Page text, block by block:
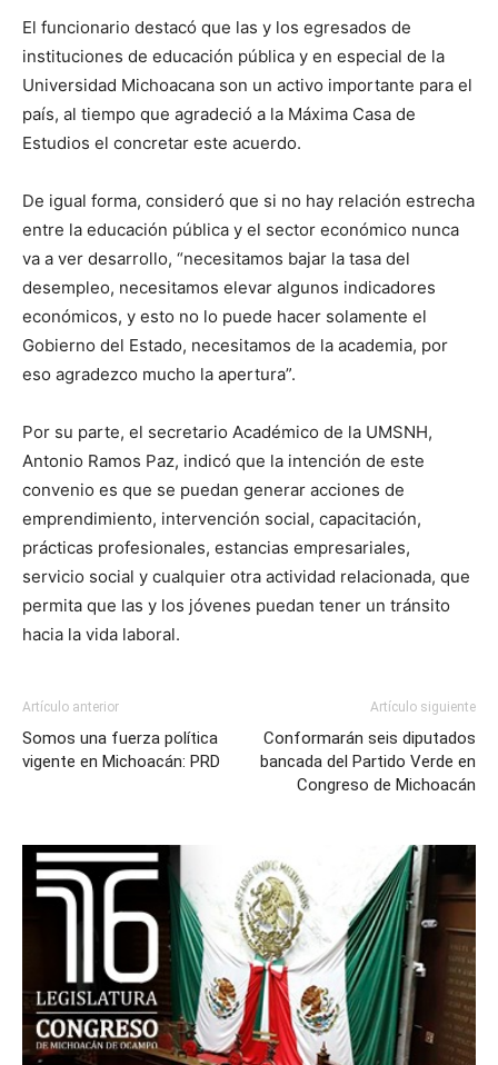
El funcionario destacó que las y los egresados de
instituciones de educación pública y en especial de la
Universidad Michoacana son un activo importante para el
país, al tiempo que agradeció a la Máxima Casa de
Estudios el concretar este acuerdo.
De igual forma, consideró que si no hay relación estrecha
entre la educación pública y el sector económico nunca
va a ver desarrollo, “necesitamos bajar la tasa del
desempleo, necesitamos elevar algunos indicadores
económicos, y esto no lo puede hacer solamente el
Gobierno del Estado, necesitamos de la academia, por
eso agradezco mucho la apertura”.
Por su parte, el secretario Académico de la UMSNH,
Antonio Ramos Paz, indicó que la intención de este
convenio es que se puedan generar acciones de
emprendimiento, intervención social, capacitación,
prácticas profesionales, estancias empresariales,
servicio social y cualquier otra actividad relacionada, que
permita que las y los jóvenes puedan tener un tránsito
hacia la vida laboral.
Artículo anterior
Somos una fuerza política
vigente en Michoacán: PRD
Artículo siguiente
Conformarán seis diputados
bancada del Partido Verde en
Congreso de Michoacán